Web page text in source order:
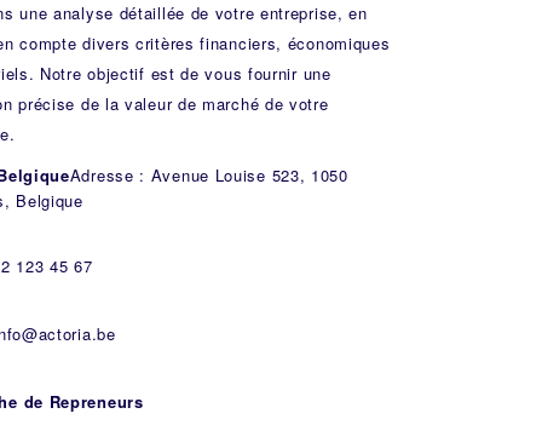
une analyse détaillée de votre entreprise, en
compte divers critères financiers, économiques
Notre objectif est de vous fournir une
précise de la valeur de marché de votre
Adresse : Avenue Louise 523, 1050
Belgique
123 45 67
de Repreneurs